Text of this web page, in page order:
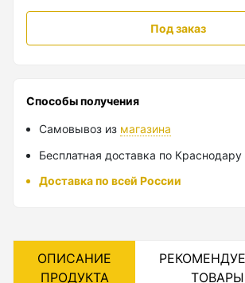
Под заказ
Способы получения
Самовывоз из магазина
Бесплатная доставка по
Доставка по всей России
ОПИСАНИЕ
ПРОДУКТА
ТОВАРЫ
Аксессуары к дорожным колесам
Лазерные уровни
Лазерные уровни (с зеленым
Лазерные уровни (с красным
Показать еще